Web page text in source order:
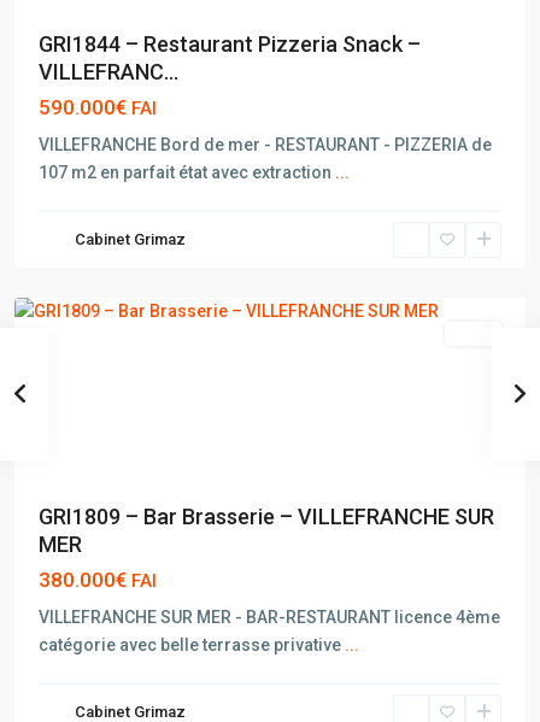
GRI1844 – Restaurant Pizzeria Snack –
VILLEFRANC...
590.000€ FAI
VILLEFRANCHE Bord de mer - RESTAURANT - PIZZERIA de
107 m2 en parfait état avec extraction ...
Cabinet Grimaz
GRI1809 – Bar Brasserie – VILLEFRANCHE SUR
MER
380.000€ FAI
VILLEFRANCHE SUR MER - BAR-RESTAURANT licence 4ème
catégorie avec belle terrasse privative ...
Cabinet Grimaz